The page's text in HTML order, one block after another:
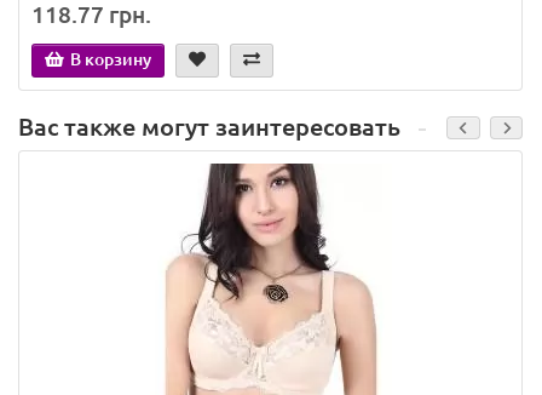
118.77 грн.
В корзину
Вас также могут заинтересовать